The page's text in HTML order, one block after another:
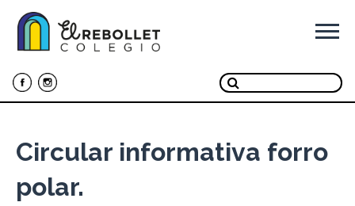
Circular informativa forro
polar.